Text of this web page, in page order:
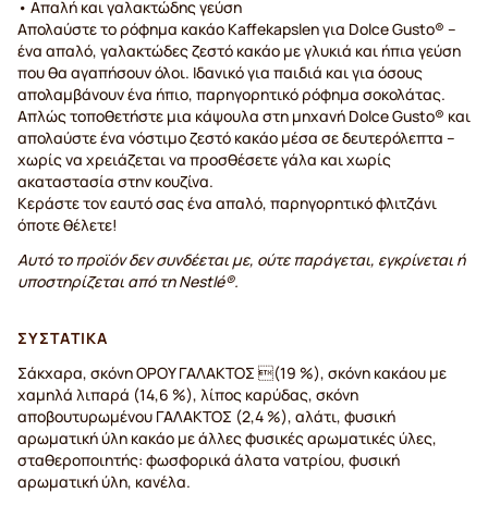
• Απαλή και γαλακτώδης γεύση
Απολαύστε το ρόφημα κακάο Kaffekapslen για Dolce Gusto® –
ένα απαλό, γαλακτώδες ζεστό κακάο με γλυκιά και ήπια γεύση
που θα αγαπήσουν όλοι. Ιδανικό για παιδιά και για όσους
απολαμβάνουν ένα ήπιο, παρηγορητικό ρόφημα σοκολάτας.
Απλώς τοποθετήστε μια κάψουλα στη μηχανή Dolce Gusto® και
απολαύστε ένα νόστιμο ζεστό κακάο μέσα σε δευτερόλεπτα –
χωρίς να χρειάζεται να προσθέσετε γάλα και χωρίς
ακαταστασία στην κουζίνα.
Κεράστε τον εαυτό σας ένα απαλό, παρηγορητικό φλιτζάνι
όποτε θέλετε!
Αυτό το προϊόν δεν συνδέεται με, ούτε παράγεται, εγκρίνεται ή
υποστηρίζεται από τη Nestlé®.
ΣΥΣΤΑΤΙΚΆ
Σάκχαρα, σκόνη ΟΡΟY ΓAΛΑΚΤΟΣ (19 %), σκόνη κακάου με
χαμηλά λιπαρά (14,6 %), λίπος καρύδας, σκόνη
αποβουτυρωμένου ΓΑΛΑΚΤΟΣ (2,4 %), αλάτι, φυσική
αρωματική ύλη κακάο με άλλες φυσικές αρωματικές ύλες,
σταθεροποιητής: φωσφορικά άλατα νατρίου, φυσική
αρωματική ύλη, κανέλα.